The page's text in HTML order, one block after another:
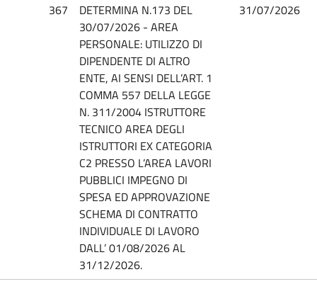
367
DETERMINA N.173 DEL
30/07/2026 - AREA
PERSONALE: UTILIZZO DI
DIPENDENTE DI ALTRO
ENTE, AI SENSI DELL’ART. 1
COMMA 557 DELLA LEGGE
N. 311/2004 ISTRUTTORE
TECNICO AREA DEGLI
ISTRUTTORI EX CATEGORIA
C2 PRESSO L’AREA LAVORI
PUBBLICI IMPEGNO DI
SPESA ED APPROVAZIONE
SCHEMA DI CONTRATTO
INDIVIDUALE DI LAVORO
DALL’ 01/08/2026 AL
31/12/2026.
31/07/2026